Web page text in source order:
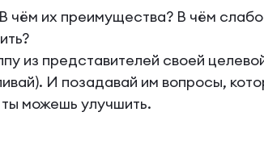
чём их преимущества? В чём
представителей своей
И позадавай им вопросы,
можешь улучшить.